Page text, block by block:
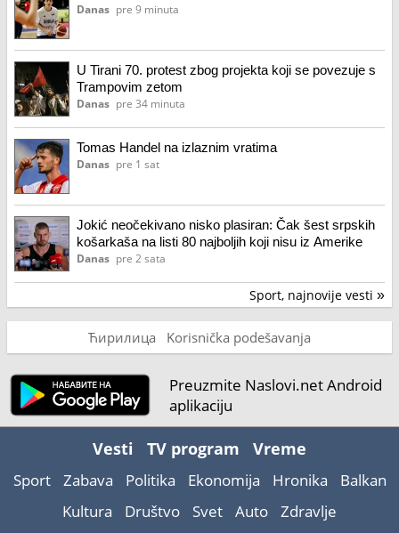
Danas pre 9 minuta
U Tirani 70. protest zbog projekta koji se povezuje s
Trampovim zetom
Danas pre 34 minuta
Tomas Handel na izlaznim vratima
Danas pre 1 sat
Jokić neočekivano nisko plasiran: Čak šest srpskih
košarkaša na listi 80 najboljih koji nisu iz Amerike
Danas pre 2 sata
Sport, najnovije vesti »
Ћирилица Korisnička podešavanja
Preuzmite Naslovi.net Android
aplikaciju
Vesti TV program Vreme
Sport Zabava Politika Ekonomija Hronika
Balkan
Kultura
Društvo Svet Auto Zdravlje